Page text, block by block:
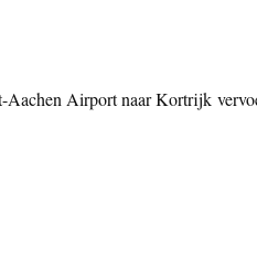
Airport naar Kortrijk